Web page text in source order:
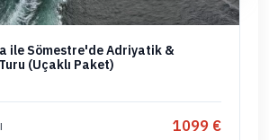
ile Sömestre'de Adriyatik &
(Uçaklı Paket)
1099 €